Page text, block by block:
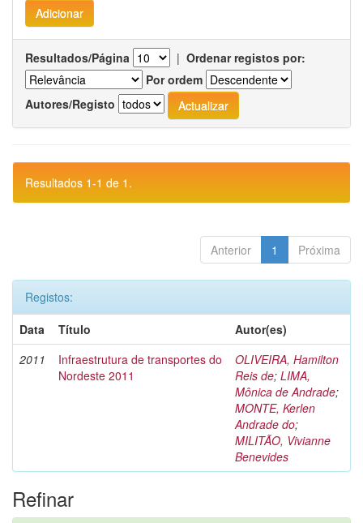
Resultados/Página | Ordenar registos por:
Por ordem
Autores/Registo
Resultados 1-1 de 1.
Anterior 1 Próxima
Registos:
Data
Título
Autor(es)
2011
Infraestrutura de transportes do
Nordeste 2011
OLIVEIRA, Hamilton
Reis de; LIMA,
Mônica de Andrade;
MONTE, Kerlen
Andrade do;
MILITÃO, Vivianne
Benevides
Refinar